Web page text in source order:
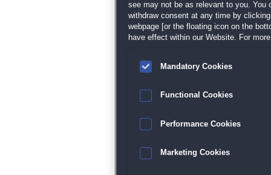
Datenschutz| AGB|Impressum
see may not be as relevant to you. You
withdraw consent at any time by
webpage [or the floating icon on the
have effect within our Website. For
Mandatory Cookies
Functional Cookies
Performance Cookies
Marketing Cookies